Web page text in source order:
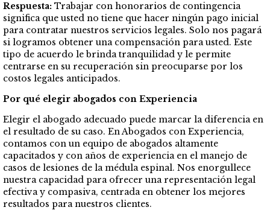
Respuesta: Trabajar con honorarios de contingencia
significa que usted no tiene que hacer ningún pago inicial
para contratar nuestros servicios legales. Solo nos pagará
si logramos obtener una compensación para usted. Este
tipo de acuerdo le brinda tranquilidad y le permite
centrarse en su recuperación sin preocuparse por los
costos legales anticipados.
Por qué elegir abogados con Experiencia
Elegir el abogado adecuado puede marcar la diferencia en
el resultado de su caso. En Abogados con Experiencia,
contamos con un equipo de abogados altamente
capacitados y con años de experiencia en el manejo de
casos de lesiones de la médula espinal. Nos enorgullece
nuestra capacidad para ofrecer una representación legal
efectiva y compasiva, centrada en obtener los mejores
resultados para nuestros clientes.